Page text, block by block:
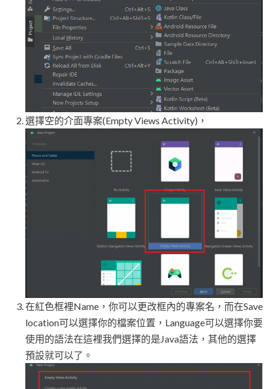
選擇空的介面專案(Empty Views Activity)，
在紅色框裡Name，你可以更改框內的專案名，而在Save
location可以選擇你的檔案位置，Language可以選擇你要
使用的語法在這裡我們選擇的是Java語法，其他的選擇
預設就可以了。